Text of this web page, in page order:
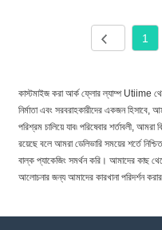
1
কাস্টমাইজ করা আর্ক ফ্লোর ল্যাম্প Utiime
নির্মাতা এবং সরবরাহকারীদের একজন
পরিশ্রম চালিয়ে যাব৷ পরিষেবার শর্তাবলী,
রয়েছে বলে আমরা ডেলিভারি সময়ের শর্তে
বাল্ক প্যাকেজিং সমর্থন করি। আমাদের কাছ
আলোচনার জন্য আমাদের কারখানা পরিদর্শন